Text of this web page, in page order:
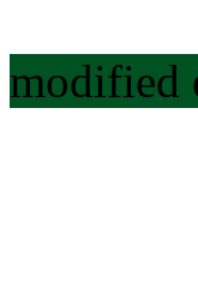
modified